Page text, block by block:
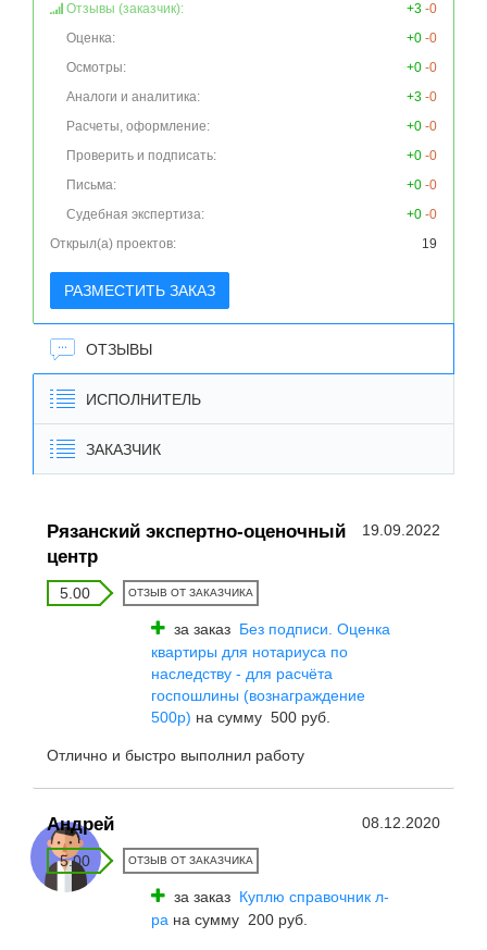
Отзывы (заказчик): +3 -0
Оценка:
+0 -0
Осмотры:
+0 -0
Аналоги и аналитика:
+3 -0
Расчеты, оформление:
+0 -0
Проверить и подписать:
+0 -0
Письма:
+0 -0
Судебная экспертиза:
+0 -0
Открыл(а) проектов:
19
РАЗМЕСТИТЬ ЗАКАЗ
ОТЗЫВЫ
ИСПОЛНИТЕЛЬ
ЗАКАЗЧИК
Рязанский экспертно-оценочный
центр
19.09.2022
5.00 ОТЗЫВ ОТ ЗАКАЗЧИКА
за заказ Без подписи. Оценка
квартиры для нотариуса по
наследству - для расчёта
госпошлины (вознаграждение
500р) на сумму 500 руб.
Отлично и быстро выполнил работу
Андрей 08.12.2020
5.00 ОТЗЫВ ОТ ЗАКАЗЧИКА
за заказ Куплю справочник л-
ра на сумму 200 руб.